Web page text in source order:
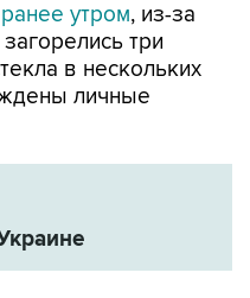
утром, из-за
три
в нескольких
личные